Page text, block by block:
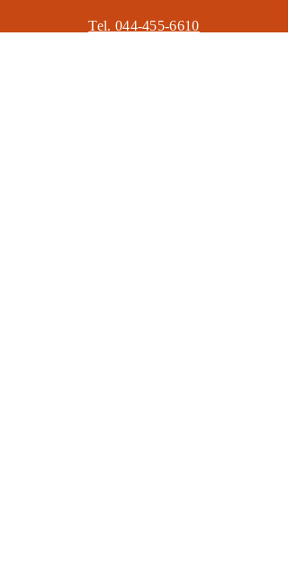
Tel. 044-455-6610